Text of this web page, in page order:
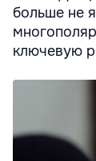
больше не
ключевую